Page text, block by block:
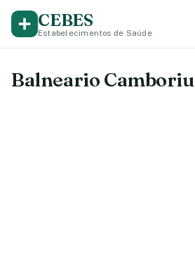
CEBES
Estabelecimentos de Saúde
Balneario Camboriu